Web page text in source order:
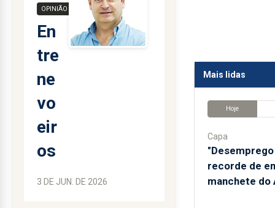
OPINIÃO
En
tre
ne
vo
eir
os
3 DE JUN. DE 2026
Mais lidas
Hoje
Capa
recorde de
manchete do